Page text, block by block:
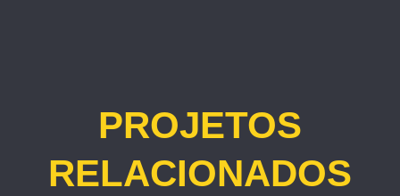
PROJETOS
RELACIONADOS